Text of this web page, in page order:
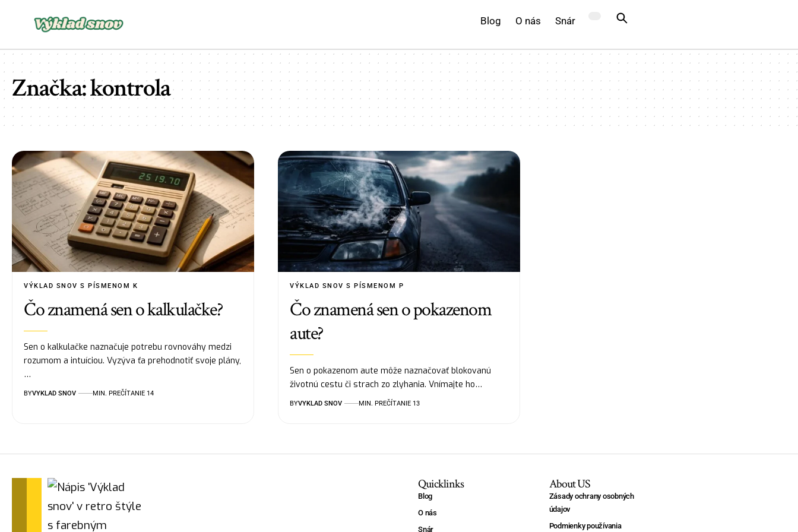
Blog O nás Snár
Značka:kontrola
VÝKLAD SNOV S PÍSMENOM K
Čo znamená sen o kalkulačke?
Sen o kalkulačke naznačuje potrebu rovnováhy medzi
rozumom a intuíciou. Vyzýva ťa prehodnotiť svoje plány,
…
BYVYKLAD SNOV MIN. PREČÍTANIE 14
VÝKLAD SNOV S PÍSMENOM P
Čo znamená sen o pokazenom
aute?
Sen o pokazenom aute môže naznačovať blokovanú
životnú cestu či strach zo zlyhania. Vnímajte ho…
BYVYKLAD SNOV MIN. PREČÍTANIE 13
Quicklinks
Blog
O nás
Snár
About US
Zásady ochrany osobných
údajov
Podmienky používania